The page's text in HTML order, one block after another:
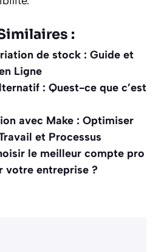
:
de stock : Guide et
Ligne
: Quest-ce que c’est
avec Make : Optimiser
et Processus
le meilleur compte pro
votre entreprise ?